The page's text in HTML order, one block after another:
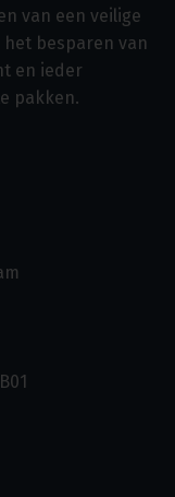
van een veilige
besparen van
en ieder
pakken.